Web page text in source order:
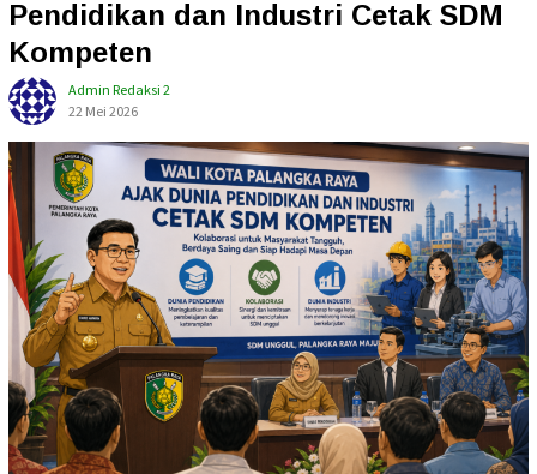
Pendidikan dan Industri Cetak SDM
Kompeten
Admin Redaksi 2
22 Mei 2026